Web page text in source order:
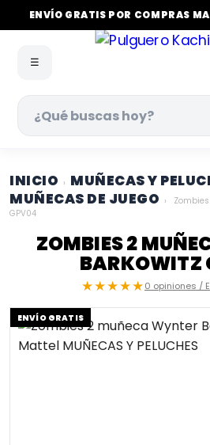
ENVÍO GRATIS POR COMPRAS
☰
INICIO › MUÑECAS Y
MUÑECAS DE JUEGO ›
GPV04
ZOMBIES 2
BARKOWITZ
★★★★★0 opiniones /
ENVÍO GRATIS